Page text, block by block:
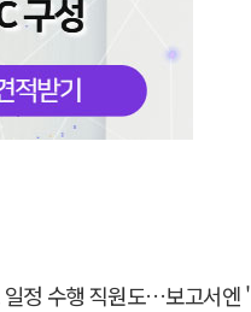
행 직원도…보고서엔 '공식일정 참석'